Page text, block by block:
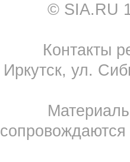
© SIA.RU
Контакты
Иркутск, ул.